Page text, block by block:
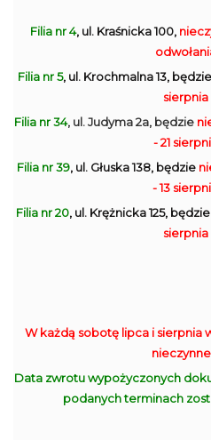
Filia nr 4, ul. Kraśnicka 100,
Filia nr 5, ul. Krochmalna 13, będzie
sierpnia
Filia nr 34, ul. Judyma 2a, będzie
- 21
Filia nr 39, ul. Głuska 138, będzie
- 13
Filia nr 20, ul. Krężnicka 125, będzie
sierpnia
W każdą sobotę lipca i sierpnia
Data zwrotu wypożyczonych
podanych terminach